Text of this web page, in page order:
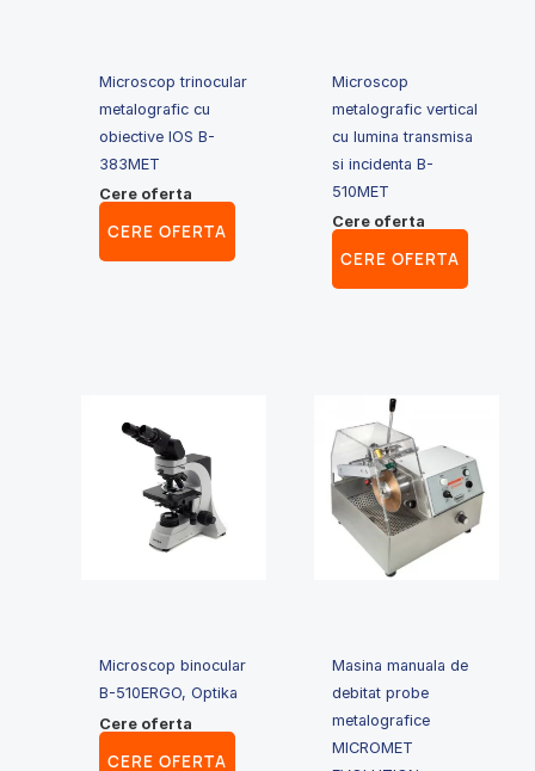
Microscop trinocular
metalografic cu
obiective IOS B-
383MET
Cere oferta
CERE OFERTA
Microscop
metalografic vertical
cu lumina transmisa
si incidenta B-
510MET
Cere oferta
CERE OFERTA
Microscop binocular
B-510ERGO, Optika
Cere oferta
CERE OFERTA
Masina manuala de
debitat probe
metalografice
MICROMET